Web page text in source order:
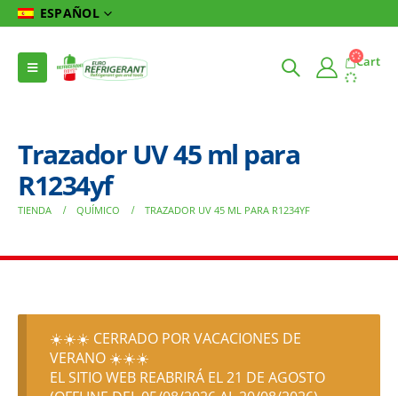
ESPAÑOL
Cart
Trazador UV 45 ml para
R1234yf
TIENDA QUÍMICO TRAZADOR UV 45 ML PARA R1234YF
☀️☀️☀️ CERRADO POR VACACIONES DE
VERANO ☀️☀️☀️
EL SITIO WEB REABRIRÁ EL 21 DE AGOSTO